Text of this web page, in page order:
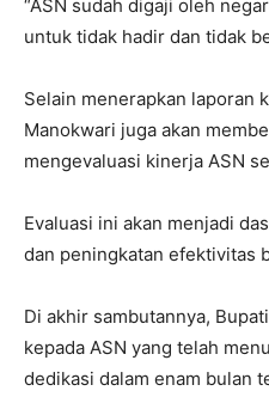
“ASN sudah digaji oleh
untuk tidak hadir dan tidak
Selain menerapkan laporan
Manokwari juga akan
mengevaluasi kinerja ASN
Evaluasi ini akan menjadi
dan peningkatan efektivitas
Di akhir sambutannya,
kepada ASN yang telah
dedikasi dalam enam bulan